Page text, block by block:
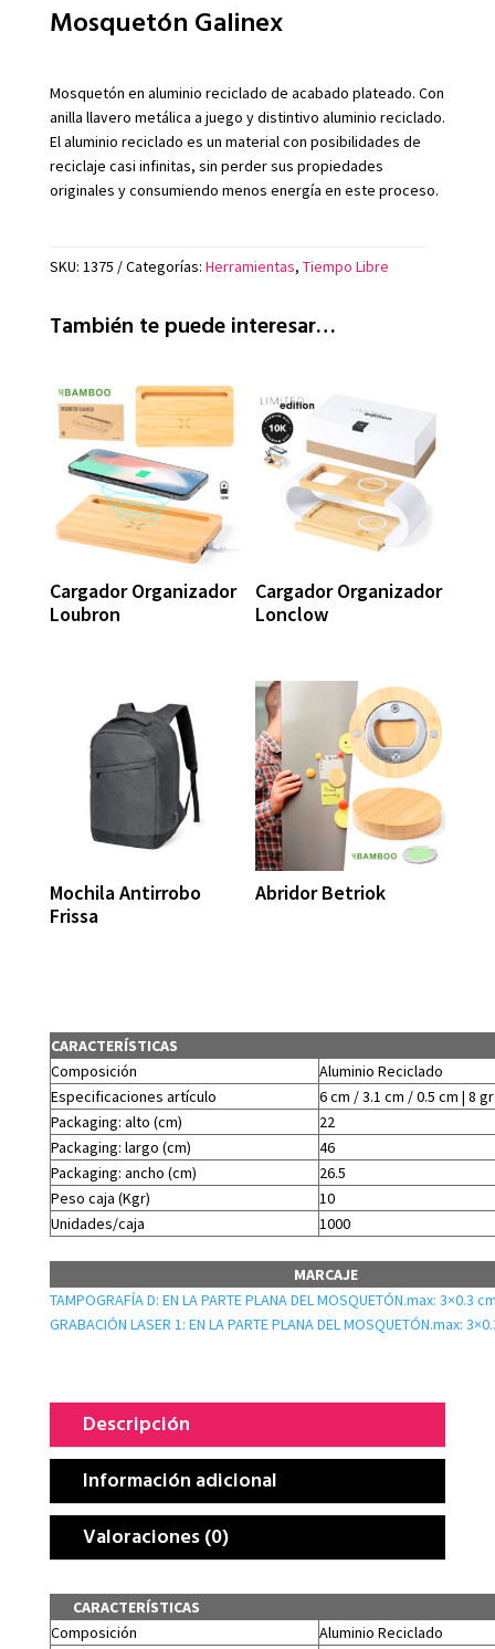
Mosquetón Galinex
Mosquetón en aluminio reciclado de acabado plateado. Con
anilla llavero metálica a juego y distintivo aluminio reciclado.
El aluminio reciclado es un material con posibilidades de
reciclaje casi infinitas, sin perder sus propiedades
originales y consumiendo menos energía en este proceso.
SKU: 1375 Categorías: Herramientas, Tiempo Libre
También te puede interesar…
Cargador Organizador
Loubron
Cargador Organizador
Lonclow
Mochila Antirrobo
Frissa
Abridor Betriok
CARACTERÍSTICAS
Composición
Aluminio Reciclado
Especificaciones artículo
6 cm / 3.1 cm / 0.5 cm | 8 gr
Packaging: alto (cm)
22
Packaging: largo (cm)
46
Packaging: ancho (cm)
26.5
Peso caja (Kgr)
10
Unidades/caja
1000
MARCAJE
TAMPOGRAFÍA D: EN LA PARTE PLANA DEL MOSQUETÓN.max: 3×0.3
GRABACIÓN LASER 1: EN LA PARTE PLANA DEL MOSQUETÓN.max:
Descripción
Información adicional
Valoraciones (0)
CARACTERÍSTICAS
Composición
Aluminio Reciclado